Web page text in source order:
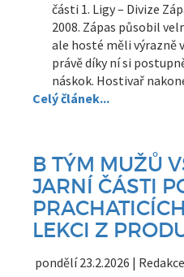
části 1. Ligy – Divize
2008. Zápas působil
ale hosté měli výrazně
právě díky ní si
náskok. Hostivař
Celý článek...
B TÝM MUŽŮ
JARNÍ ČÁSTI
LEKCI Z
pondělí 23.2.2026 |